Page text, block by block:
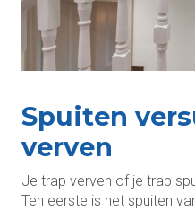
Spuiten
verven
Je trap verven of je trap
Ten eerste is het spuiten